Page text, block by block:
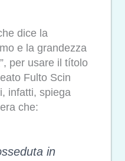
dice la
e la grandezza
per usare il títolo
Fulto Scin
infatti, spiega
che:
in